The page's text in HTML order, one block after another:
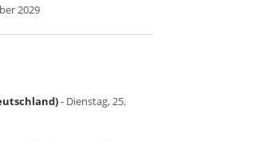
2029
- Dienstag, 25.